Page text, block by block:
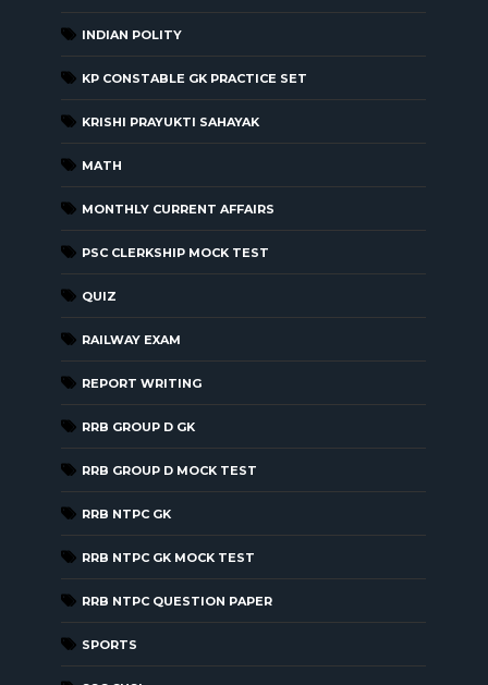
INDIAN POLITY
KP CONSTABLE GK PRACTICE SET
KRISHI PRAYUKTI SAHAYAK
MATH
MONTHLY CURRENT AFFAIRS
PSC CLERKSHIP MOCK TEST
QUIZ
RAILWAY EXAM
REPORT WRITING
RRB GROUP D GK
RRB GROUP D MOCK TEST
RRB NTPC GK
RRB NTPC GK MOCK TEST
RRB NTPC QUESTION PAPER
SPORTS